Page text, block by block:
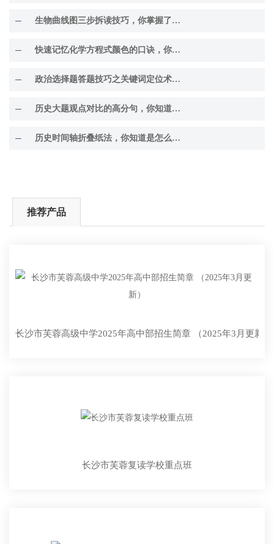
生物曲线图三步拆读技巧，你掌握了吗？
快速记忆化学方程式颜色的口诀，你知道吗？
政治选择题答题技巧之关键词定位术，你掌握了吗？
历史大题观点对比的高分句，你知道几个？
历史时间轴折叠纸法，你知道是怎么回事吗？
推荐产品
长沙市芙蓉高级中学2025年高中部招生简章 （2025年3月更新）
长沙市芙蓉复读学校重点班